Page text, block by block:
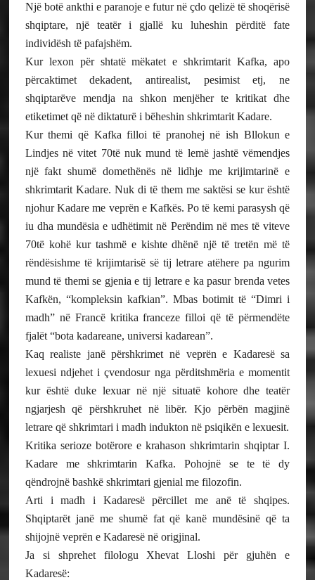
Një botë ankthi e paranoje e futur në çdo qelizë të shoqërisë
shqiptare, një teatër i gjallë ku luheshin përditë fate
individësh të pafajshëm.
Kur lexon për shtatë mëkatet e shkrimtarit Kafka, apo
përcaktimet dekadent, antirealist, pesimist etj, ne
shqiptarëve mendja na shkon menjëher te kritikat dhe
etiketimet që në diktaturë i bëheshin shkrimtarit Kadare.
Kur themi që Kafka filloi të pranohej në ish Bllokun e
Lindjes në vitet 70të nuk mund të lemë jashtë vëmendjes
një fakt shumë domethënës në lidhje me krijimtarinë e
shkrimtarit Kadare. Nuk di të them me saktësi se kur është
njohur Kadare me veprën e Kafkës. Po të kemi parasysh që
iu dha mundësia e udhëtimit në Perëndim në mes të viteve
70të kohë kur tashmë e kishte dhënë një të tretën më të
rëndësishme të krijimtarisë së tij letrare atëhere pa ngurim
mund të themi se gjenia e tij letrare e ka pasur brenda vetes
Kafkën, “kompleksin kafkian”. Mbas botimit të “Dimri i
madh” në Francë kritika franceze filloi që të përmendëte
fjalët “bota kadareane, universi kadarean”.
Kaq realiste janë përshkrimet në veprën e Kadaresë sa
lexuesi ndjehet i çvendosur nga përditshmëria e momentit
kur është duke lexuar në një situatë kohore dhe teatër
ngjarjesh që përshkruhet në libër. Kjo përbën magjinë
letrare që shkrimtari i madh indukton në psiqikën e lexuesit.
Kritika serioze botërore e krahason shkrimtarin shqiptar I.
Kadare me shkrimtarin Kafka. Pohojnë se te të dy
qëndrojnë bashkë shkrimtari gjenial me filozofin.
Arti i madh i Kadaresë përcillet me anë të shqipes.
Shqiptarët janë me shumë fat që kanë mundësinë që ta
shijojnë veprën e Kadaresë në origjinal.
Ja si shprehet filologu Xhevat Lloshi për gjuhën e
Kadaresë: